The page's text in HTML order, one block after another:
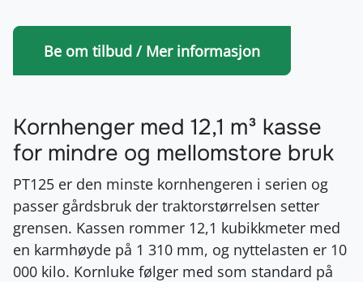
Be om tilbud / Mer informasjon
Kornhenger med 12,1 m³ kasse
for mindre og mellomstore bruk
PT125 er den minste kornhengeren i serien og
passer gårdsbruk der traktorstørrelsen setter
grensen. Kassen rommer 12,1 kubikkmeter med
en karmhøyde på 1 310 mm, og nyttelasten er 10
000 kilo. Kornluke følger med som standard på